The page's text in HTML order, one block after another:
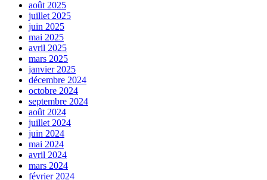
août 2025
juillet 2025
juin 2025
mai 2025
avril 2025
mars 2025
janvier 2025
décembre 2024
octobre 2024
septembre 2024
août 2024
juillet 2024
juin 2024
mai 2024
avril 2024
mars 2024
février 2024